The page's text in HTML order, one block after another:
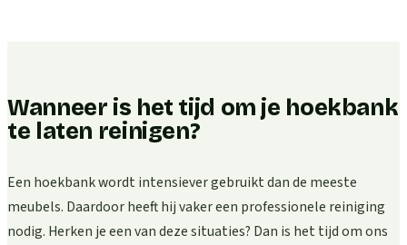
Wanneer is het tijd om je hoekbank
te laten reinigen?
Een hoekbank wordt intensiever gebruikt dan de meeste
meubels. Daardoor heeft hij vaker een professionele reiniging
nodig. Herken je een van deze situaties? Dan is het tijd om ons